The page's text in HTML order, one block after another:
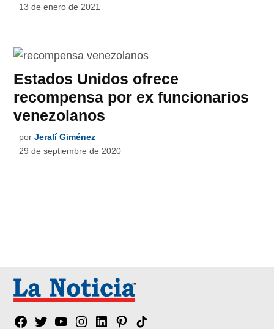
13 de enero de 2021
Estados Unidos ofrece
recompensa por ex funcionarios
venezolanos
por Jeralí Giménez
29 de septiembre de 2020
Facebook
TwitterYouTubeInstagram
LinkedinPinterest
Tik